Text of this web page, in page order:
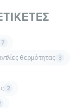
7
θερμότητας 3
2